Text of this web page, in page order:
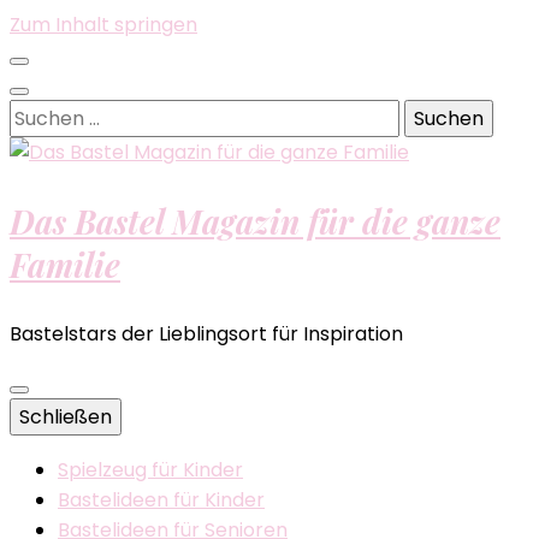
Zum Inhalt springen
Suchen
nach:
Das Bastel Magazin für die ganze
Familie
Bastelstars der Lieblingsort für Inspiration
Schließen
Spielzeug für Kinder
Bastelideen für Kinder
Bastelideen für Senioren